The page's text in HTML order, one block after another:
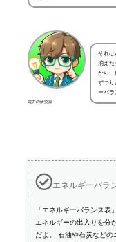
電力の研究家
それは
消えた
から、
ずつり
ーバラ
エネルギーバラ
「エネルギーバランス表
エネルギーの出入りを分
だよ。 石油や石炭などの